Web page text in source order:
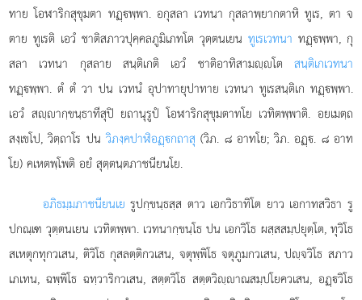
ทาย โอฬาริกสุขุมตา ทฏฺพฺพา. อกุสลา เวทนา กุสลาพฺยากตาหิ ทูเร, ตา จ
ตาย ทูเรติ เอวํ ชาติสภาวปุคฺคลภูมิเภทโต วุตฺตนเยน ทูเรเวทนา ทฏฺพฺพา, กุ
สลา เวทนา กุสลาย สนฺติเกติ เอวํ ชาติอาทิสามฺโต สนฺติเกเวทนา
ทฏฺพฺพา. ตํ ตํ วา ปน เวทนํ อุปาทายุปาทาย เวทนา ทูเรสนฺติเก ทฏฺพฺพา.
เอวํ สฺากฺขนฺธาทีสุปิ ยถานุรูปํ โอฬาริกสุขุมตาทโย เวทิตพฺพาติ. อยเมตฺถ
สงฺเขโป, วิตฺถาโร ปนวิภงฺคปาฬิอฏฺกถาสุ (วิภ. ๘ อาทโย; วิภ. อฏฺ. ๘ อาท
โย) คเหตพฺโพติ อยํ สุตฺตนฺตภาชนียนโย.
อภิธมฺมภาชนียนเย รูปกฺขนฺธสฺส ตาว เอกวิธาทิโต ยาว เอกาทสวิธา รู
ปกณฺเฑ วุตฺตนเยน เวทิตพฺพา. เวทนากฺขนฺโธ ปน เอกวิโธ ผสฺสสมฺปยุตฺโต, ทุวิโธ
สเหตุกทุกวเสน, ติวิโธ กุสลตฺติกวเสน, จตุพฺพิโธ จตุภูมกวเสน, ปฺจวิโธ สภาว
เภเทน, ฉพฺพิโธ ฉทฺวาริกวเสน, สตฺตวิโธ สตฺตวิฺาณสมฺปโยควเสน, อฏฺวิโธ